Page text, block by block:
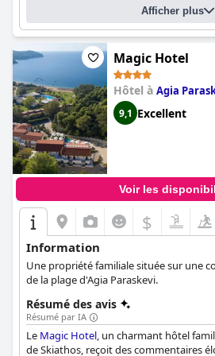
que les petits puissent jouer. Dans
Bungalows And Suites Hoteloffre une
hôtelière avec un bon rapport qualité-
recommandent vivement aux autres.
Afficher plus
Magic Hotel
Hôtel à Agia
9,1 Excellent
Voir les
$
Information
Une propriété familiale située sur une
de la plage d'Agia Paraskevi.
Résumé des avis
Résumé par IA
Le Magic Hotel, un charmant hôtel
de Skiathos, reçoit des commentaires